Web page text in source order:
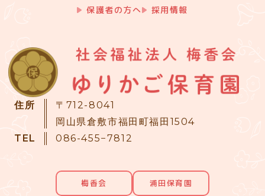
保護者の方へ
採用情報
住所
〒712-8041
岡山県倉敷市福田町福田1504
TEL
086-455−7812
梅香会 浦田保育園